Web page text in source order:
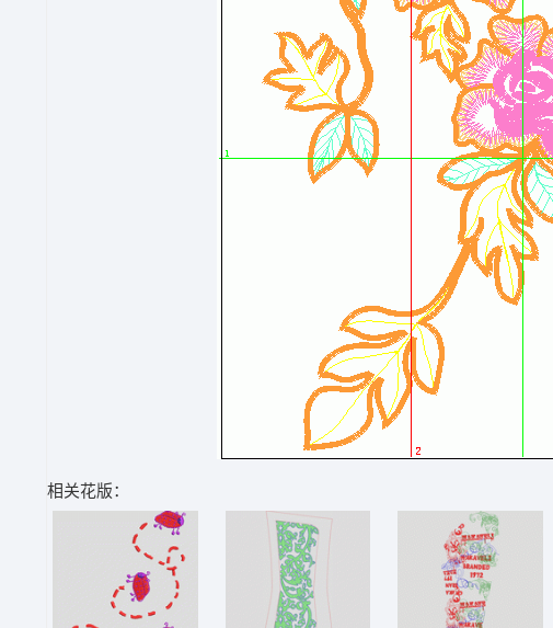
相关花版：